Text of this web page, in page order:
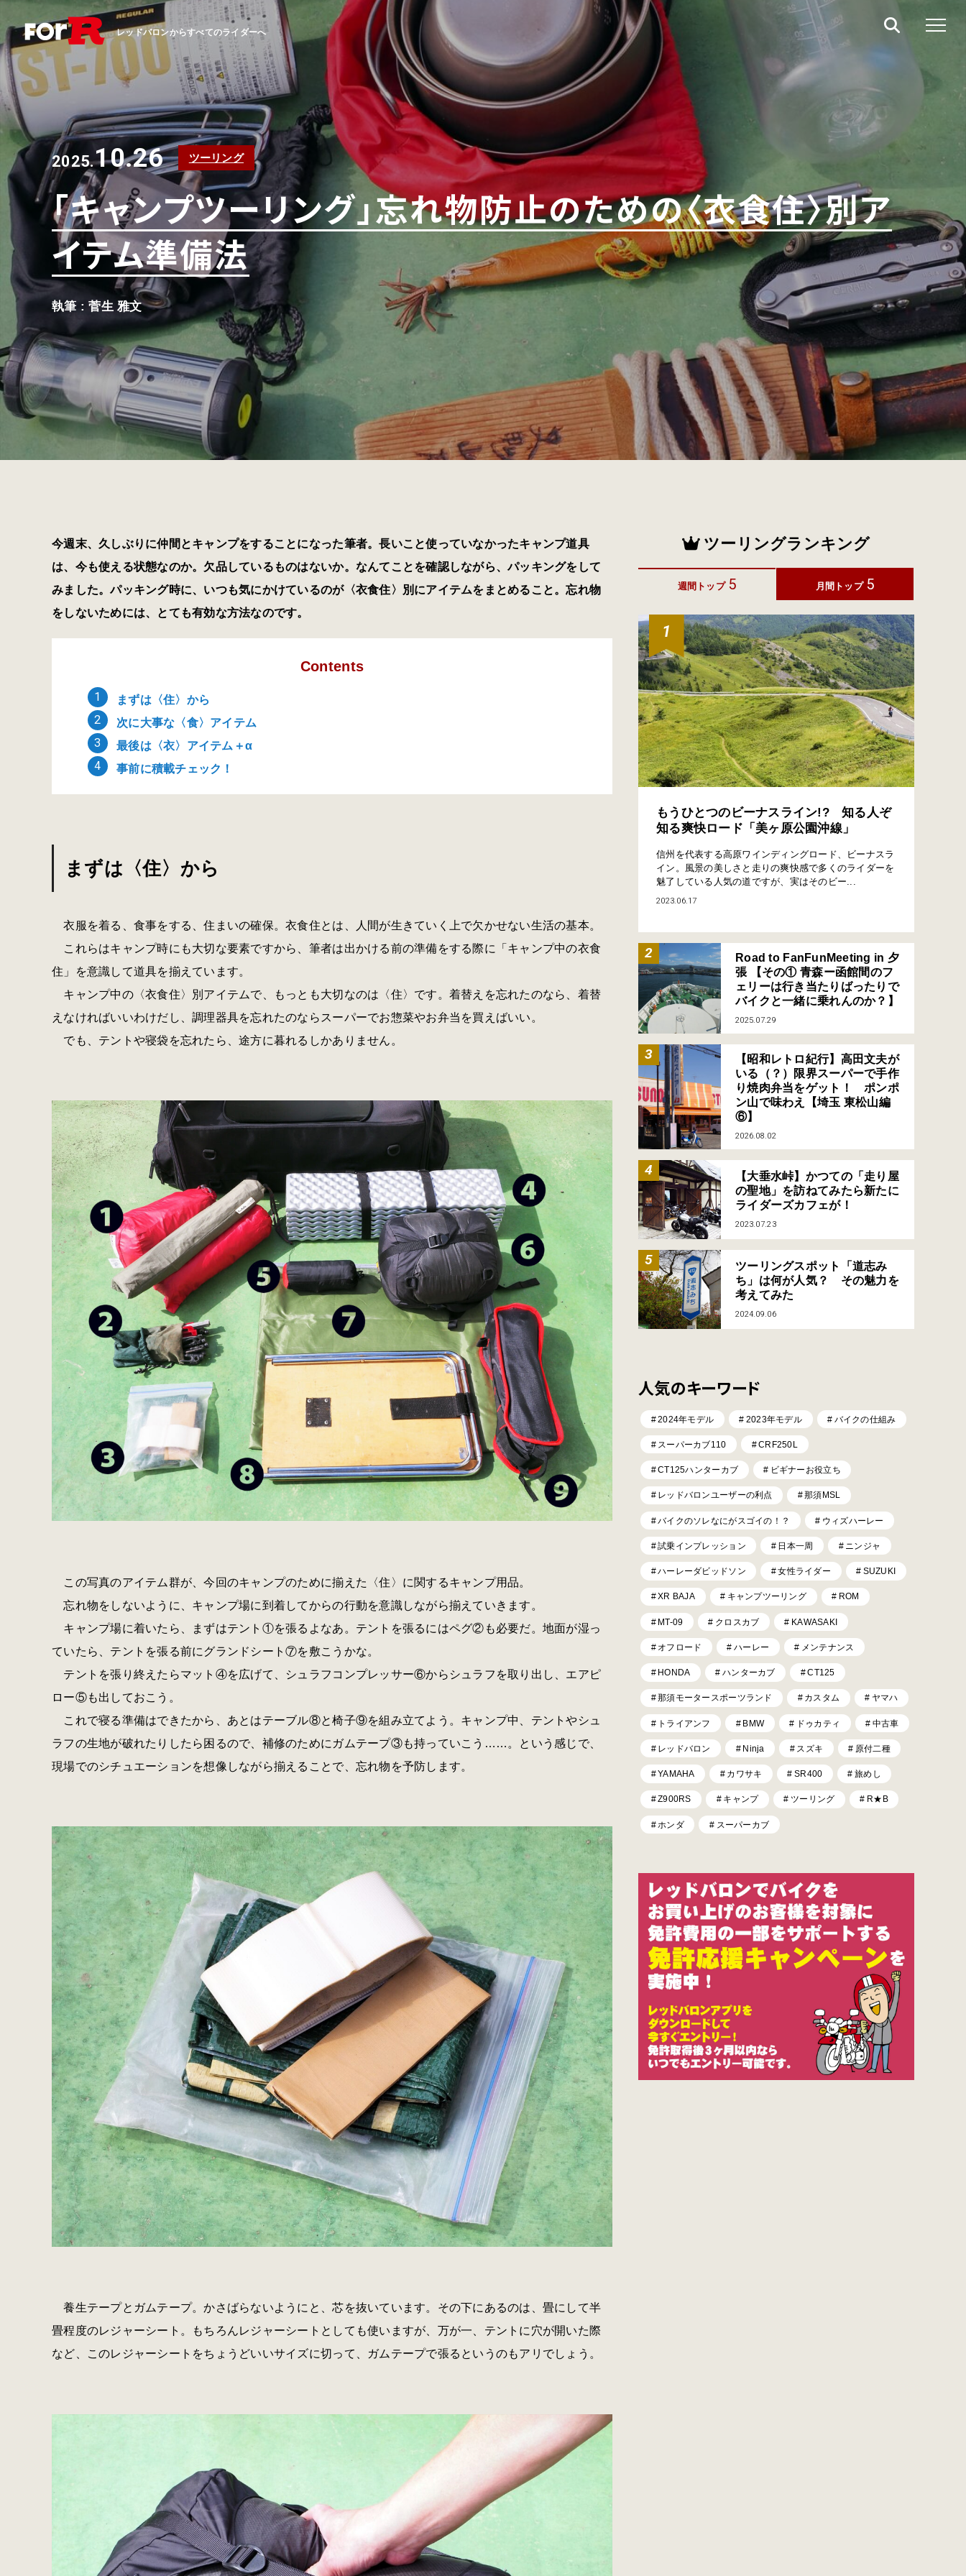
レッドバロンからすべてのライダーへ
2025.10.26 ツーリング
「キャンプツーリング」忘れ物防止のための〈衣食住〉別ア
イテム準備法
執筆 : 菅生 雅文
今週末、久しぶりに仲間とキャンプをすることになった筆者。長いこと使っていなかったキャンプ道具
は、今も使える状態なのか。欠品しているものはないか。なんてことを確認しながら、パッキングをして
みました。パッキング時に、いつも気にかけているのが〈衣食住〉別にアイテムをまとめること。忘れ物
をしないためには、とても有効な方法なのです。
Contents
まずは〈住〉から
次に大事な〈食〉アイテム
最後は〈衣〉アイテム＋α
事前に積載チェック！
まずは〈住〉から
衣服を着る、食事をする、住まいの確保。衣食住とは、人間が生きていく上で欠かせない生活の基本。
これらはキャンプ時にも大切な要素ですから、筆者は出かける前の準備をする際に「キャンプ中の衣食
住」を意識して道具を揃えています。
キャンプ中の〈衣食住〉別アイテムで、もっとも大切なのは〈住〉です。着替えを忘れたのなら、着替
えなければいいわけだし、調理器具を忘れたのならスーパーでお惣菜やお弁当を買えばいい。
でも、テントや寝袋を忘れたら、途方に暮れるしかありません。
この写真のアイテム群が、今回のキャンプのために揃えた〈住〉に関するキャンプ用品。
忘れ物をしないように、キャンプ場に到着してからの行動を意識しながら揃えていきます。
キャンプ場に着いたら、まずはテント①を張るよなあ。テントを張るにはペグ②も必要だ。地面が湿っ
ていたら、テントを張る前にグランドシート⑦を敷こうかな。
テントを張り終えたらマット④を広げて、シュラフコンプレッサー⑥からシュラフを取り出し、エアピ
ロー⑤も出しておこう。
これで寝る準備はできたから、あとはテーブル⑧と椅子⑨を組み立てよう。キャンプ中、テントやシュ
ラフの生地が破れたりしたら困るので、補修のためにガムテープ③も持っていこう……。という感じで、
現場でのシチュエーションを想像しながら揃えることで、忘れ物を予防します。
養生テープとガムテープ。かさばらないようにと、芯を抜いています。その下にあるのは、畳にして半
畳程度のレジャーシート。もちろんレジャーシートとしても使いますが、万が一、テントに穴が開いた際
など、このレジャーシートをちょうどいいサイズに切って、ガムテープで張るというのもアリでしょう。
ツーリングランキング
週間トップ 5 月間トップ 5
もうひとつのビーナスライン!? 知る人ぞ
知る爽快ロード「美ヶ原公園沖線」
信州を代表する高原ワインディングロード、ビーナスラ
イン。風景の美しさと走りの爽快感で多くのライダーを
魅了している人気の道ですが、実はそのビー...
2023.06.17
Road to FanFunMeeting in 夕
張 【その① 青森ー函館間のフ
ェリーは行き当たりばったりで
バイクと一緒に乗れんのか？】
2025.07.29
【昭和レトロ紀行】高田文夫が
いる（？）限界スーパーで手作
り焼肉弁当をゲット！ ポンポ
ン山で味わえ【埼玉 東松山編
⑥】
2026.08.02
【大垂水峠】かつての「走り屋
の聖地」を訪ねてみたら新たに
ライダーズカフェが！
2023.07.23
ツーリングスポット「道志み
ち」は何が人気？ その魅力を
考えてみた
2024.09.06
人気のキーワード
2024年モデル 2023年モデル バイクの仕組み
スーパーカブ110 CRF250L
CT125ハンターカブ ビギナーお役立ち
レッドバロンユーザーの利点 那須MSL
バイクのソレなにがスゴイの！？ ウィズハーレー
試乗インプレッション 日本一周 ニンジャ
ハーレーダビッドソン 女性ライダー SUZUKI
XR BAJA キャンプツーリング ROM
MT-09 クロスカブ KAWASAKI
オフロード ハーレー メンテナンス
HONDA ハンターカブ CT125
那須モータースポーツランド カスタム ヤマハ
トライアンフ BMW ドゥカティ 中古車
レッドバロン Ninja スズキ 原付二種
YAMAHA カワサキ SR400 旅めし
Z900RS キャンプ ツーリング R★B
ホンダ スーパーカブ